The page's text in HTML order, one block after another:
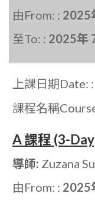
由From: : 2025
至To: : 2025年
上課日期Date: :
課程名稱
A 課程 (3-
導師: Zuzana
由From: : 2025